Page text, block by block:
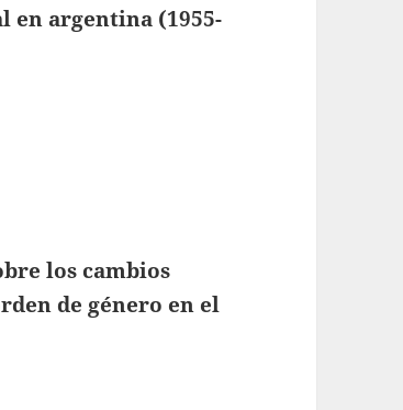
en argentina (1955-
los cambios
de género en el